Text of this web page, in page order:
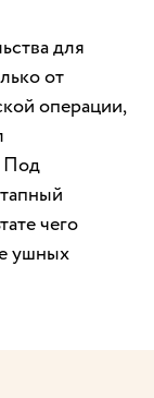
для
от
операции,
Под
чего
ушных